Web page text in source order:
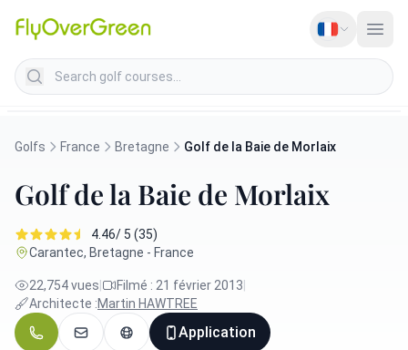
Search golf courses
Golfs France Bretagne Golf de la Baie de Morlaix
Golf de la Baie de Morlaix
4.46/ 5 (35)
Carantec, Bretagne - France
22,754 vues Filmé : 21 février 2013
Architecte :Martin HAWTREE
Application